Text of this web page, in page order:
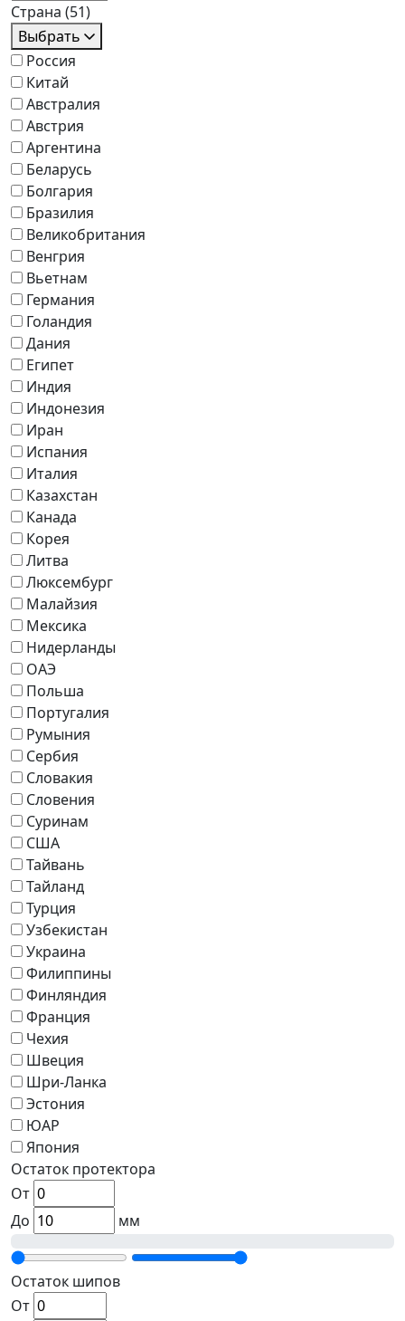
Страна (51)
Выбрать
Россия
Китай
Австралия
Австрия
Аргентина
Беларусь
Болгария
Бразилия
Великобритания
Венгрия
Вьетнам
Германия
Голандия
Дания
Египет
Индия
Индонезия
Иран
Испания
Италия
Казахстан
Канада
Корея
Литва
Люксембург
Малайзия
Мексика
Нидерланды
ОАЭ
Польша
Португалия
Румыния
Сербия
Словакия
Словения
Суринам
США
Тайвань
Тайланд
Турция
Узбекистан
Украина
Филиппины
Финляндия
Франция
Чехия
Швеция
Шри-Ланка
Эстония
ЮАР
Япония
Остаток протектора
От
До
мм
Остаток шипов
От